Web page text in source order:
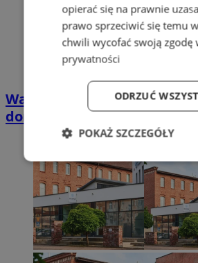
Wakacyjny wypoczynek
domkach Szmaragdowe
opierać się na prawnie
prawo sprzeciwić się temu w
chwili wycofać swoją zgodę
prywatności
ODRZUĆ
POKAŻ SZCZEGÓŁY
Niezbędne